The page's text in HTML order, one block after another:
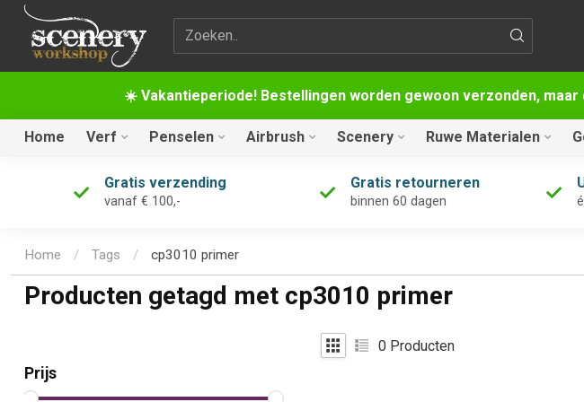
☀️ Vakantieperiode! Bestellingen worden gewoon verzonden,
Zoekterm
Home Verf Penselen Airbrush Scenery Ruwe Materialen
Gratis verzending
vanaf € 100,-
Gratis retourneren
binnen 60 dagen
Home / Tags / cp3010 primer
Producten getagd met cp3010 primer
Prijs
0 Producten